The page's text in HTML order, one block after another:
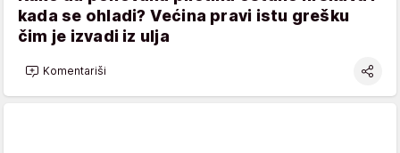
kada se ohladi? Većina pravi istu grešku
čim je izvadi iz ulja
Komentariši